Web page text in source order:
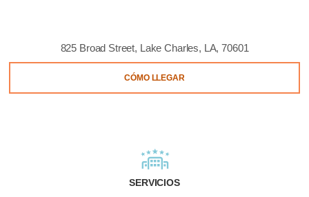
825 Broad Street, Lake Charles, LA, 70601
CÓMO LLEGAR
SERVICIOS